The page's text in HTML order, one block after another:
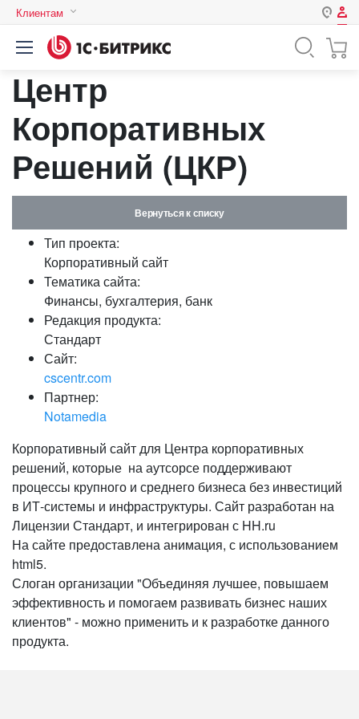
Клиентам
Авторизация
Логин
Пароль
Запомнить меня на этом
Забыли свой пароль?
Центр
Корпоративных
Решений (ЦКР)
Вернуться к списку
Тип проекта:
Корпоративный сайт
Тематика сайта:
Финансы, бухгалтерия, банк
Редакция продукта:
Стандарт
Сайт:
cscentr.com
Партнер:
Notamedia
Корпоративный сайт для Центра корпоративных
решений, которые на аутсорсе поддерживают
процессы крупного и среднего бизнеса без инвестиций
в ИТ-системы и инфраструктуры. Сайт разработан на
Лицензии Стандарт, и интегрирован с HH.ru
На сайте предоставлена анимация, с использованием
html5.
Слоган организации "Объединяя лучшее, повышаем
эффективность и помогаем развивать бизнес наших
клиентов" - можно применить и к разработке данного
продукта.